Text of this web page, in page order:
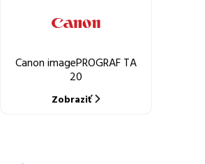
Canon imagePROGRAF TA
20
Zobraziť